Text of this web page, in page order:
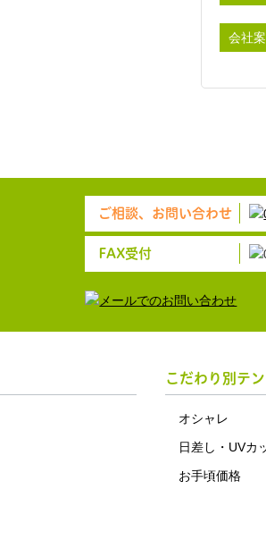
会社
ご相談、お問い合わせ
FAX受付
こだわり別テ
オシャレ
日差し・UVカ
お手頃価格